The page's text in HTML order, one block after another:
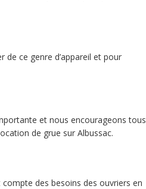
ce genre d’appareil et pour
et nous encourageons tous
de grue sur Albussac.
des besoins des ouvriers en